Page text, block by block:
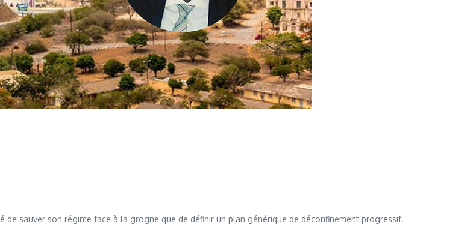
sauver son régime face à la grogne que de définir un plan générique de déconfinement progressif.